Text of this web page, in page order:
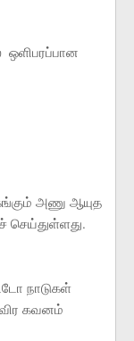
அணு ஆயுத
நாடுகள்
கவனம்